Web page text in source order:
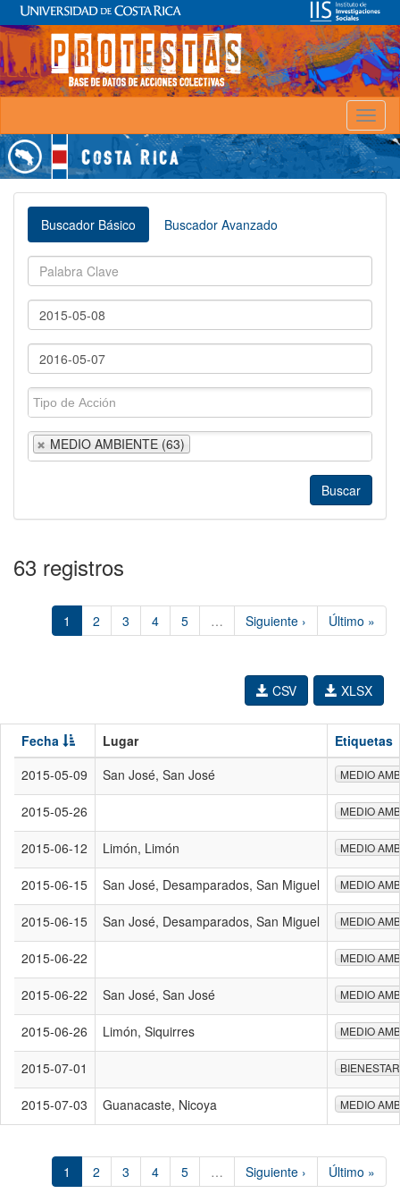
Buscador Básico Buscador Avanzado
MEDIO AMBIENTE (63)
63 registros
1 2 3 4 5 … Siguiente › Último »
XLSX
CSV
Fecha Lugar
Etiquetas
2015-05-09
San José, San José MEDIO
2015-05-26 MEDIO
2015-06-12 Limón, Limón MEDIO
2015-06-15 San José, Desamparados, San Miguel MEDIO
2015-06-15 San José, Desamparados, San Miguel MEDIO
2015-06-22 MEDIO
2015-06-22 San José, San José MEDIO
2015-06-26 Limón, Siquirres MEDIO
2015-07-01
2015-07-03 Guanacaste, Nicoya MEDIO
1 2 3 4 5 … Siguiente › Último »